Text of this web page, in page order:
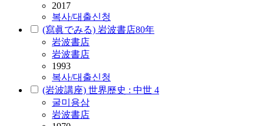
2017
복사/대출신청
(寫眞でみる) 岩波書店80年
岩波書店
岩波書店
1993
복사/대출신청
(岩波講座) 世界歷史 : 中世 4
굴미용삼
岩波書店